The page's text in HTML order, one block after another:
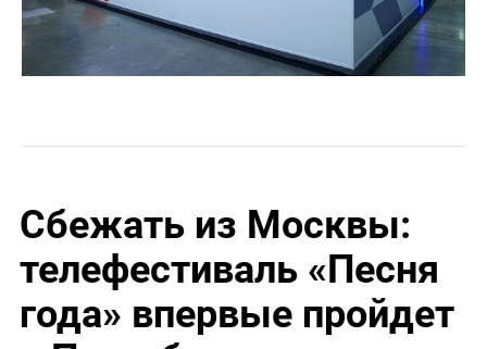
Сбежать из Москвы:
телефестиваль «Песня
года» впервые пройдет